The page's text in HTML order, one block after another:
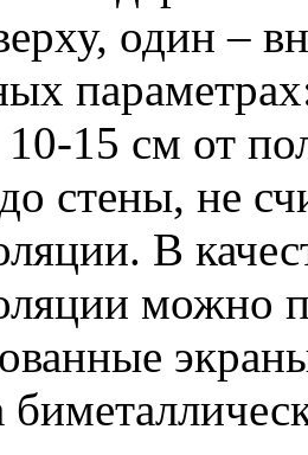
один –
10-15 см от
стены, не
В
можно